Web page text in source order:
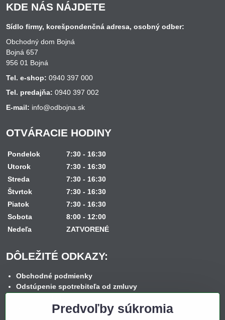
KDE NÁS NÁJDETE
Sídlo firmy, korešpondenčná adresa, osobný odber:
Obchodný dom Bojná
Bojná 657
956 01 Bojná
Tel. e-shop: 0940 397 000
Tel. predajňa: 0940 397 002
E-mail: info@odbojna.sk
OTVÁRACIE HODINY
Pondelok
7:30 - 16:30
Utorok
7:30 - 16:30
Streda
7:30 - 16:30
Štvrtok
7:30 - 16:30
Piatok
7:30 - 16:30
Sobota
8:00 - 12:00
Nedeľa
ZATVORENÉ
DÔLEŽITÉ ODKAZY:
Obchodné podmienky
Odstúpenie spotrebiteľa od zmluvy
Reklamačný formulár
Predvoľby súkromia